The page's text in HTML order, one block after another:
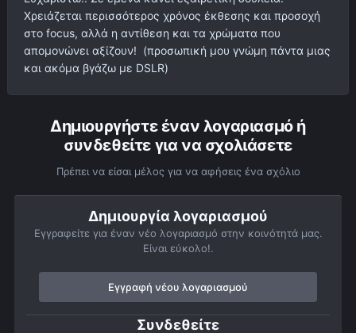
Χρειάζεται περισσότερος χρόνος έκθεσης και προσοχή
στο focus, αλλά η αντίθεση και τα χρώματα που
απομονώνει αξίζουν! (προσωπική μου γνώμη πάντα μιας
και ακόμα βγάζω με DSLR)
Δημιουργήστε έναν λογαριασμό ή
συνδεθείτε για να σχολιάσετε
Πρέπει να είσαι μέλος για να αφήσεις ένα σχόλιο
Δημιουργία λογαριασμού
Εγγραφείτε για έναν νέο λογαριασμό στην κοινότητά μας.
Είναι εύκολο!.
Εγγραφή νέου λογαριασμού
Συνδεθείτε